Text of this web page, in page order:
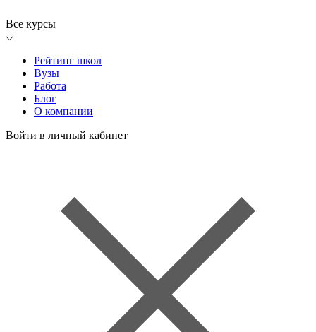
Все курсы
Рейтинг школ
Вузы
Работа
Блог
О компании
Войти в личный кабинет